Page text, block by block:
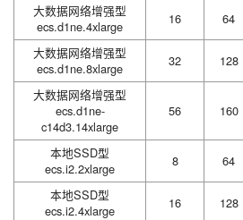
大数据网络增强型
ecs.d1ne.4xlarge
16 64
大数据网络增强型
ecs.d1ne.8xlarge
32 128
大数据网络增强型
ecs.d1ne-
c14d3.14xlarge
56 160
本地SSD型
ecs.i2.2xlarge
8 64
本地SSD型
ecs.i2.4xlarge
16 128